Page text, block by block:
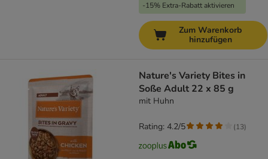
-15% Extra-Rabatt aktivieren
Zum Warenkorb
hinzufügen
Nature's Variety Bites in
Soße Adult 22 x 85 g
mit Huhn
Rating: 4.2/5 (13)